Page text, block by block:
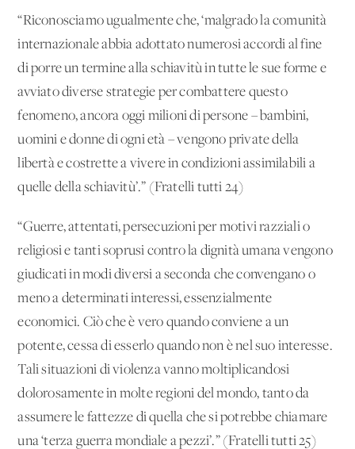
“Riconosciamo ugualmente che, ‘malgrado la comunità
internazionale abbia adottato numerosi accordi al fine
di porre un termine alla schiavitù in tutte le sue forme e
avviato diverse strategie per combattere questo
fenomeno, ancora oggi milioni di persone – bambini,
uomini e donne di ogni età – vengono private della
libertà e costrette a vivere in condizioni assimilabili a
quelle della schiavitù’.” (Fratelli tutti 24)
“Guerre, attentati, persecuzioni per motivi razziali o
religiosi e tanti soprusi contro la dignità umana vengono
giudicati in modi diversi a seconda che convengano o
meno a determinati interessi, essenzialmente
economici. Ciò che è vero quando conviene a un
potente, cessa di esserlo quando non è nel suo interesse.
Tali situazioni di violenza vanno moltiplicandosi
dolorosamente in molte regioni del mondo, tanto da
assumere le fattezze di quella che si potrebbe chiamare
una ‘terza guerra mondiale a pezzi’.” (Fratelli tutti 25)